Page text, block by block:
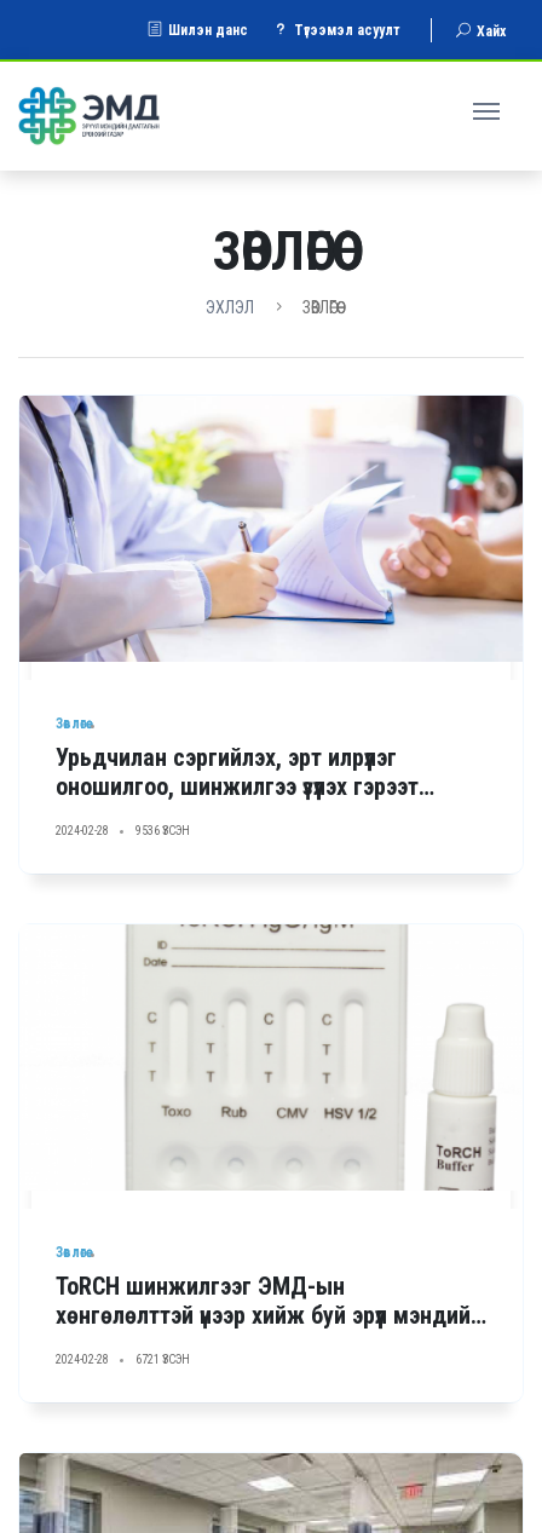
Шилэн данс Түгээмэл асуулт Хайх
ЗӨВЛӨГӨӨ
ЭХЛЭЛ ЗӨВЛӨГӨӨ
Зөвлөгөө
Урьдчилан сэргийлэх, эрт илрүүлэг
оношилгоо, шинжилгээ үзүүлэх гэрээт
2024-02-28 9536 ҮЗСЭН
Зөвлөгөө
ToRCH шинжилгээг ЭМД-ын
хөнгөлөлттэй үнээр хийж буй эрүүл мэндийн
2024-02-28 6721 ҮЗСЭН